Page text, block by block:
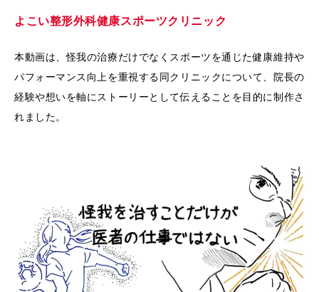
よこい整形外科健康スポーツクリニック
本動画は、怪我の治療だけでなくスポーツを通じた健康維持や
パフォーマンス向上を重視する同クリニックについて、院長の
経験や想いを軸にストーリーとして伝えることを目的に制作さ
れました。